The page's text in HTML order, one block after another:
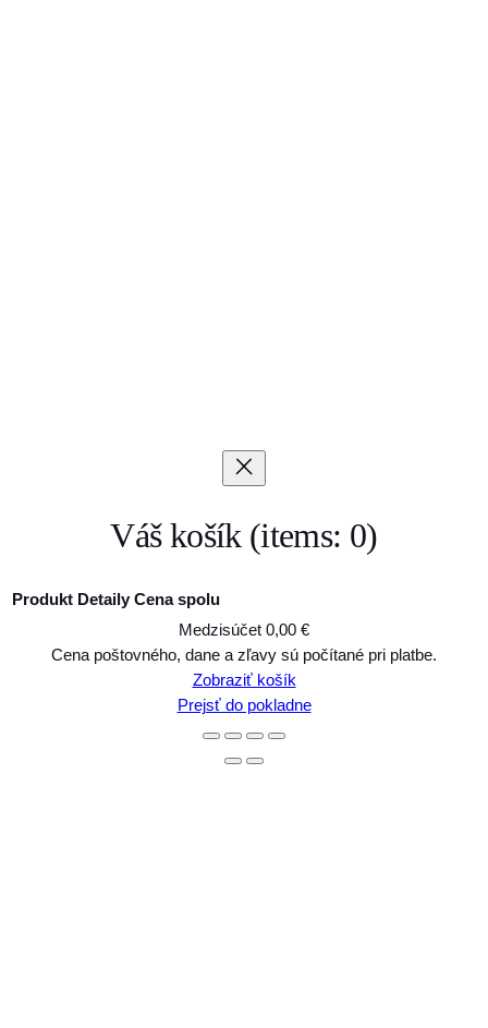
Váš košík (items: 0)
Produkty
Produkt Detaily Cena spolu
Medzisúčet 0,00 €
Cena poštovného, dane a zľavy sú počítané pri platbe.
Zobraziť košík
Prejsť do pokladne